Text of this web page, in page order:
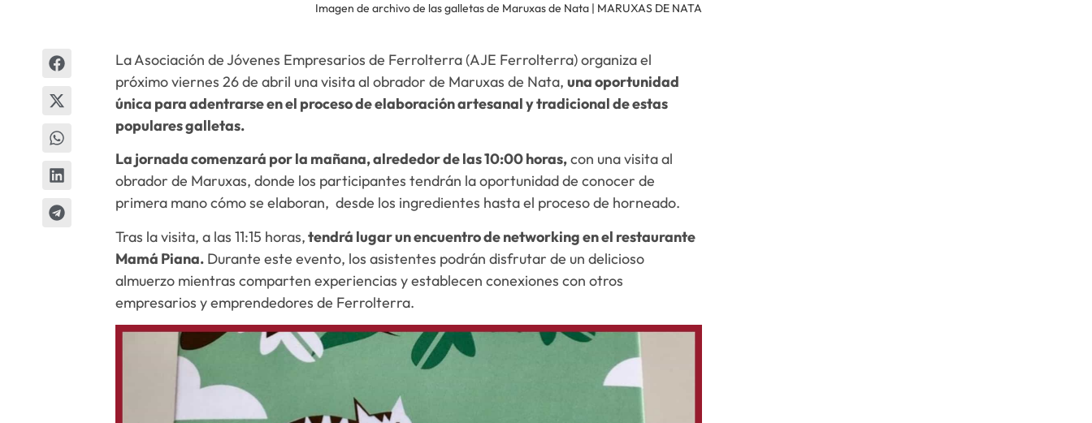
Imagen de archivo de las galletas de Maruxas de Nata | MARUXAS DE NATA
La Asociación de Jóvenes Empresarios de Ferrolterra (AJE Ferrolterra) organiza el
próximo viernes 26 de abril una visita al obrador de Maruxas de Nata, una oportunidad
única para adentrarse en el proceso de elaboración artesanal y tradicional de estas
populares galletas.
La jornada comenzará por la mañana, alrededor de las 10:00 horas,con una visita al
obrador de Maruxas, donde los participantes tendrán la oportunidad de conocer de
primera mano cómo se elaboran, desde los ingredientes hasta el proceso de horneado.
Tras la visita, a las 11:15 horas,tendrá lugar un encuentro de networking en el restaurante
Mamá Piana.Durante este evento, los asistentes podrán disfrutar de un delicioso
almuerzo mientras comparten experiencias y establecen conexiones con otros
empresarios y emprendedores de Ferrolterra.